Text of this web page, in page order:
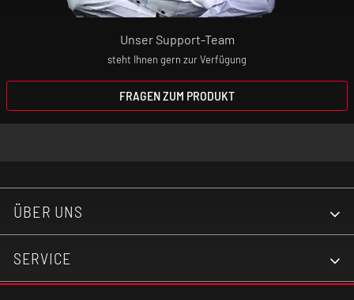
Zugverhalten: MTL - RDL
Liquidkapazität: 2 ml
Befüllmechanismus: Top-Fill
Unser Support-Team
steht Ihnen gern zur Verfügung
FRAGEN ZUM PRODUKT
ÜBER UNS
SERVICE